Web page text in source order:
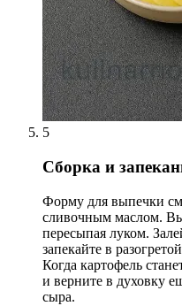
5
Сборка и
Форму для выпечки
сливочным маслом.
пересыпая луком.
запекайте в
Когда картофель
и верните в духовку
сыра.